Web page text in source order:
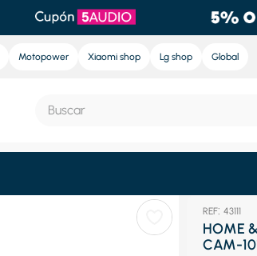
Motopower Xiaomi shop Lg shop Global
: 43111
HOME
CAM-